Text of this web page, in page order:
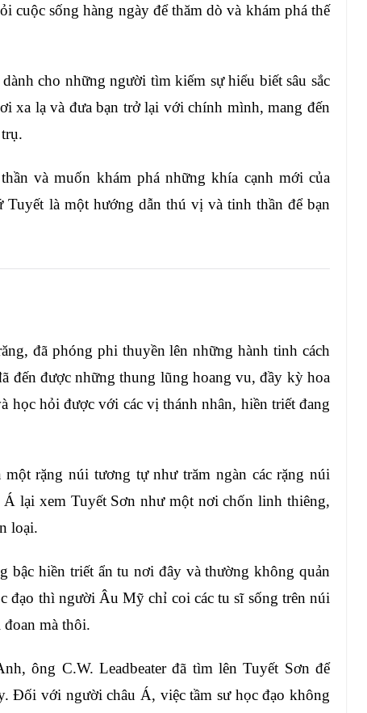
cuộc sống hàng ngày để thăm dò và khám phá thế
cho những người tìm kiếm sự hiểu biết sâu sắc
xa lạ và đưa bạn trở lại với chính mình, mang đến
và muốn khám phá những khía cạnh mới của
là một hướng dẫn thú vị và tinh thần để bạn
đã phóng phi thuyền lên những hành tinh cách
đến được những thung lũng hoang vu, đầy kỳ hoa
học hỏi được với các vị thánh nhân, hiền triết đang
rặng núi tương tự như trăm ngàn các rặng núi
Á lại xem Tuyết Sơn như một nơi chốn linh thiêng,
loại.
hiền triết ẩn tu nơi đây và thường không quản
đạo thì người Âu Mỹ chỉ coi các tu sĩ sống trên núi
mà thôi.
ông C.W. Leadbeater đã tìm lên Tuyết Sơn để
Đối với người châu Á, việc tầm sư học đạo không